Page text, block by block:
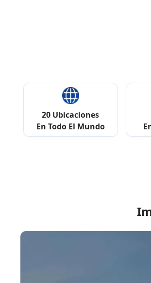
20 Ubicaciones
En Todo El Mundo